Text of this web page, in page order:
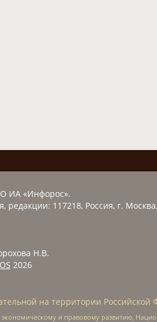
ИА «Инфорос».
редакции: 117218, Россия, г.
Н.В.
2026
на территории Российской
и правовому развитию,